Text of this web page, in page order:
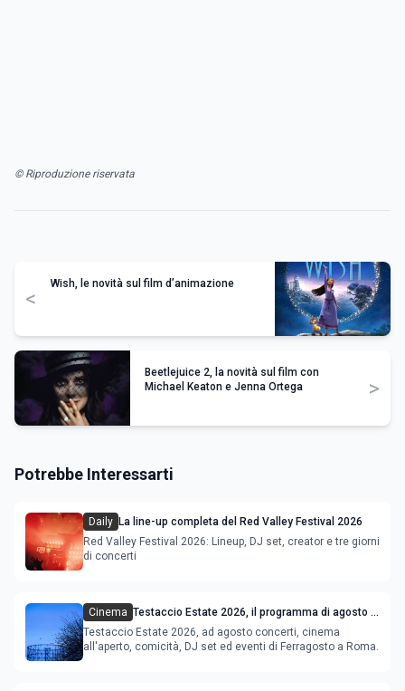
© Riproduzione riservata
<
Wish, le novità sul film d’animazione
Beetlejuice 2, la novità sul film con
Michael Keaton e Jenna Ortega
>
Potrebbe Interessarti
Daily La line-up completa del Red Valley Festival 2026
Red Valley Festival 2026: Lineup, DJ set, creator e tre giorni
di concerti
Cinema Testaccio Estate 2026, il programma di agosto e
Ferragosto
Testaccio Estate 2026, ad agosto concerti, cinema
all'aperto, comicità, DJ set ed eventi di Ferragosto a Roma.